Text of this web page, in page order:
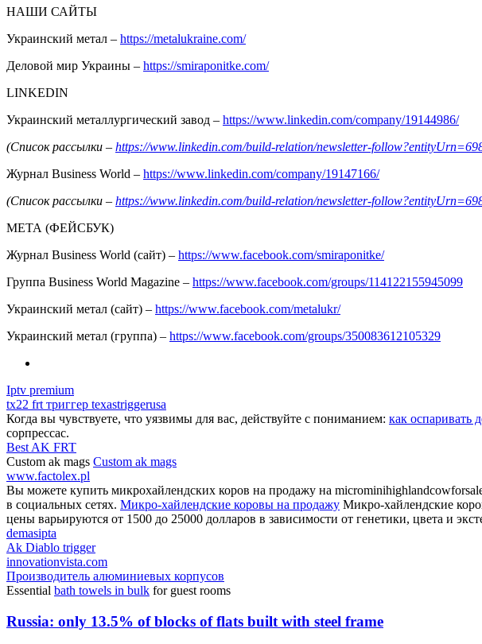
НАШИ САЙТЫ
Украинский метал – https://metalukraine.com/
Деловой мир Украины – https://smiraponitke.com/
LINKEDIN
Украинский металлургический завод – https://www.linkedin.com/company/19144986/
(Список рассылки – https://www.linkedin.com/build-relation/newsletter-
Журнал Business World – https://www.linkedin.com/company/19147166/
(Список рассылки – https://www.linkedin.com/build-relation/newsletter-
МЕТА (ФЕЙСБУК)
Журнал Business World (сайт) – https://www.facebook.com/smiraponitke/
Группа Business World Magazine – https://www.facebook.com/groups/114122155945099
Украинский метал (сайт) – https://www.facebook.com/metalukr/
Украинский метал (группа) – https://www.facebook.com/groups/350083612105329
Iptv premium
tx22 frt триггер texastriggerusa
Когда вы чувствуете, что уязвимы для вас, действуйте с пониманием: как оспаривать
сорпрессас.
Best AK FRT
Custom ak mags Custom ak mags
www.factolex.pl
Вы можете купить микрохайлендских коров на продажу на
в социальных сетях. Микро-хайлендские коровы на продажу Микро-хайлендские
цены варьируются от 1500 до 25000 долларов в зависимости от генетики, цвета и
demasipta
Ak Diablo trigger
innovationvista.com
Производитель алюминиевых корпусов
Essential bath towels in bulk for guest rooms
Russia: only 13.5% of blocks of flats built with steel frame